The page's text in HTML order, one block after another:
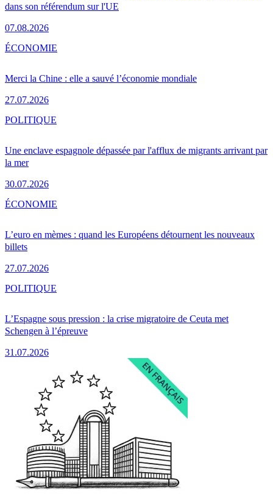
dans son référendum sur l'UE
07.08.2026
Merci la Chine : elle a sauvé l’économie mondiale
27.07.2026
ÉCONOMIE
Une enclave espagnole dépassée par l'afflux de migrants arrivant par
la mer
30.07.2026
POLITIQUE
L’euro en mèmes : quand les Européens détournent les nouveaux
billets
27.07.2026
ÉCONOMIE
L’Espagne sous pression : la crise migratoire de Ceuta met
Schengen à l’épreuve
31.07.2026
POLITIQUE